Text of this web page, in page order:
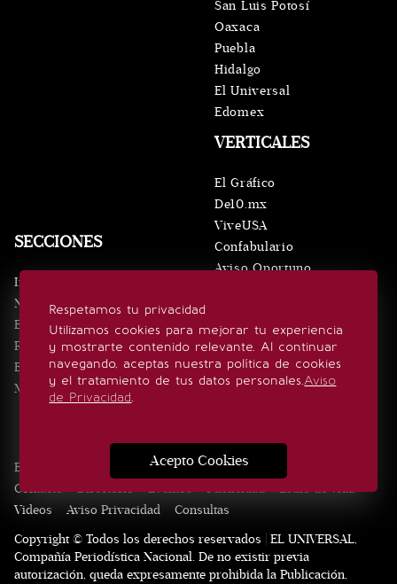
Respetamos tu privacidad
Utilizamos cookies para mejorar tu experiencia
y mostrarte contenido relevante. Al continuar
navegando, aceptas nuestra política de cookies
y el tratamiento de tus datos personales.Aviso
de Privacidad.
Acepto Cookies
SECCIONES
Inicio
Noticias
Eventos
Realeza
Estilo de vida
Minuto x Minuto
VERTICALES
El Gráfico
De10.mx
ViveUSA
Confabulario
Aviso Oportuno
San Luis Potosí
Oaxaca
Puebla
Hidalgo
El Universal
Edomex
SÍGUENOS
Edición Impresa Noticias Quiénes somos
Contacto
Directorio Eventos Publicidad
Estilo de vida
Videos
Aviso Privacidad
Consultas
Copyright © Todos los derechos reservados | EL UNIVERSAL,
Compañía Periodística Nacional. De no existir previa
autorización, queda expresamente prohibida la Publicación,